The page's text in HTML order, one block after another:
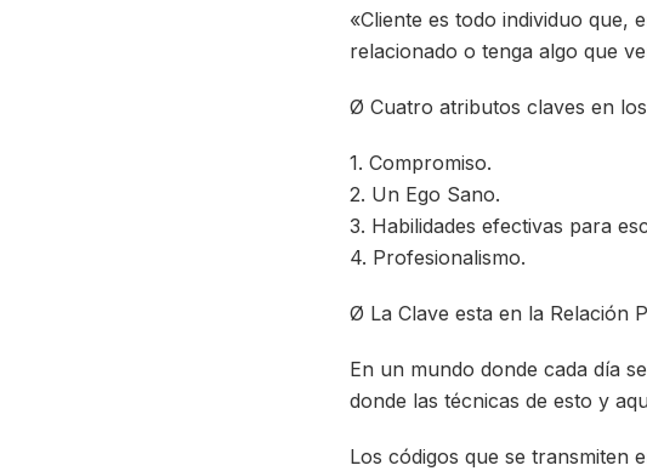
«Cliente es todo individuo
relacionado o tenga algo que
Ø Cuatro atributos claves en
1. Compromiso.
2. Un Ego Sano.
3. Habilidades efectivas para
4. Profesionalismo.
Ø La Clave esta en la Relación
En un mundo donde cada día
donde las técnicas de esto y
Los códigos que se transmiten